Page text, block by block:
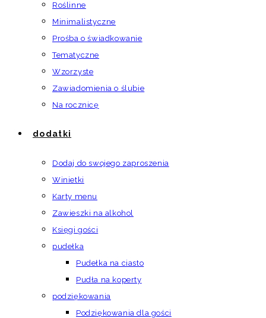
Roślinne
Minimalistyczne
Prośba o świadkowanie
Tematyczne
Wzorzyste
Zawiadomienia o ślubie
Na rocznicę
dodatki
Dodaj do swojego zaproszenia
Winietki
Karty menu
Zawieszki na alkohol
Księgi gości
pudełka
Pudełka na ciasto
Pudła na koperty
podziękowania
Podziękowania dla gości